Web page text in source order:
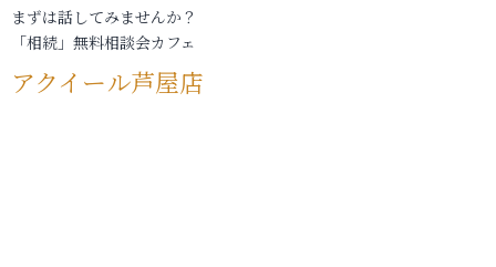
まずは話してみませんか？
「相続」無料相談会カフェ
アクイール芦屋店